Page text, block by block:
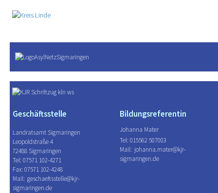
Geschäftsstelle Bildungsreferentin
Landratsamt Sigmaringen
Leopoldstraße 4
72488 Sigmaringen
Tel: 07571 102-4271
Fax: 07571 102-4248
Mail: geschaeftsstelle@kjr-
sigmaringen.de
Johanna Mater
Tel: 015562 507003
Mail: johanna.mater@kjr-
sigmaringen.de